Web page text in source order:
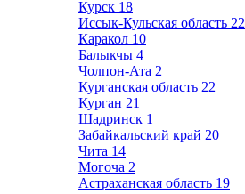
Курск 18
Иссык-Кульская область 22
Каракол 10
Балыкчы 4
Чолпон-Ата 2
Курганская область 22
Курган 21
Шадринск 1
Забайкальский край 20
Чита 14
Могоча 2
Астраханская область 19